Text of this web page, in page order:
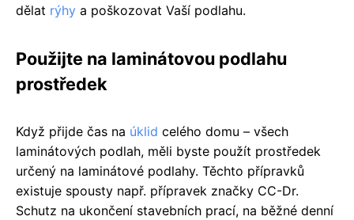
dělat rýhy a poškozovat Vaší podlahu.
Použijte na laminátovou podlahu
prostředek
Když přijde čas na úklid celého domu – všech
laminátových podlah, měli byste použít prostředek
určený na laminátové podlahy. Těchto přípravků
existuje spousty např. přípravek značky CC-Dr.
Schutz na ukončení stavebních prací, na běžné denní